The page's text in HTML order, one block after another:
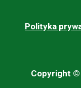
Polityka
Copyright